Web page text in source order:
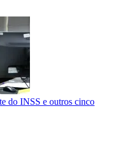
do INSS e outros cinco